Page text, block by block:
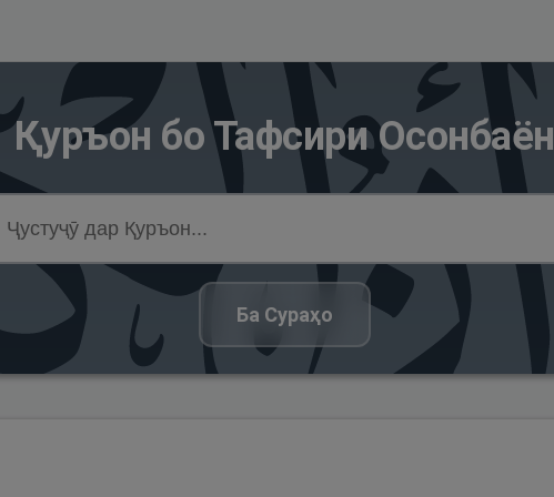
Қуръон бо Тафсири Осонбаён
Ба Сураҳо